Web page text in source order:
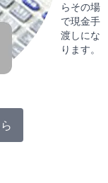
らその場
で現金手
渡しにな
ります。